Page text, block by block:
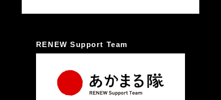
RENEW Support Team